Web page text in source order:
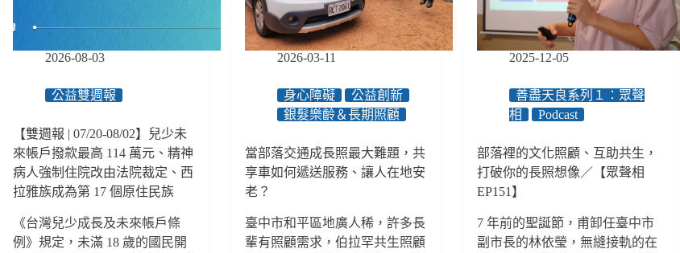
2026-08-03
公益雙週報
【雙週報 | 07/20-08/02】兒少未
來帳戶撥款最高 114 萬元、精神
病人強制住院改由法院裁定、西
拉雅族成為第 17 個原住民族
《台灣兒少成長及未來帳戶條
例》規定，未滿 18 歲的國民開
2026-03-11
身心障礙
公益創新
銀髮樂齡＆長期照顧
當部落交通成長照最大難題，共
享車如何遞送服務、讓人在地安
老？
臺中市和平區地廣人稀，許多長
輩有照顧需求，伯拉罕共生照顧
2025-12-05
善盡天良系列１：眾聲
相
Podcast
部落裡的文化照顧、互助共生，
打破你的長照想像／【眾聲相
EP151】
7 年前的聖誕節，甫卸任臺中市
副市長的林依瑩，無縫接軌的在